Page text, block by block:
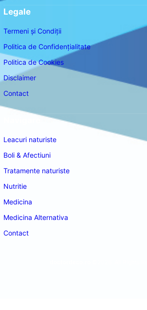
Legale
Termeni și Condiții
Politica de Confidențialitate
Politica de Cookies
Disclaimer
Contact
Leacuri naturiste
Boli & Afectiuni
Tratamente naturiste
Nutritie
Medicina
Medicina Alternativa
Contact